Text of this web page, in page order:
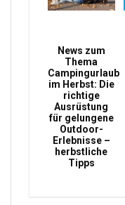
News zum
Thema
Campingurlaub
im Herbst: Die
richtige
Ausrüstung
für gelungene
Outdoor-
Erlebnisse –
herbstliche
Tipps